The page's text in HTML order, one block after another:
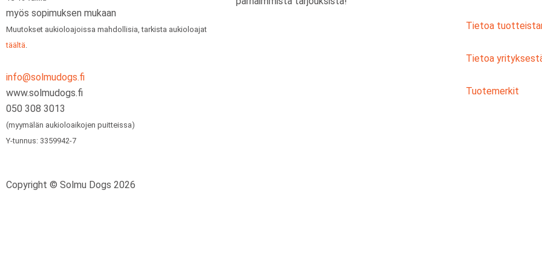
myös sopimuksen mukaan
Muutokset aukioloajoissa mahdollisia, tarkista aukioloajat
täältä.
info@solmudogs.fi
www.solmudogs.fi
050 308 3013
(myymälän aukioloaikojen puitteissa)
Y-tunnus: 3359942-7
Tietoa
Tietoa
Tuotemerkit
Copyright © Solmu Dogs 2026